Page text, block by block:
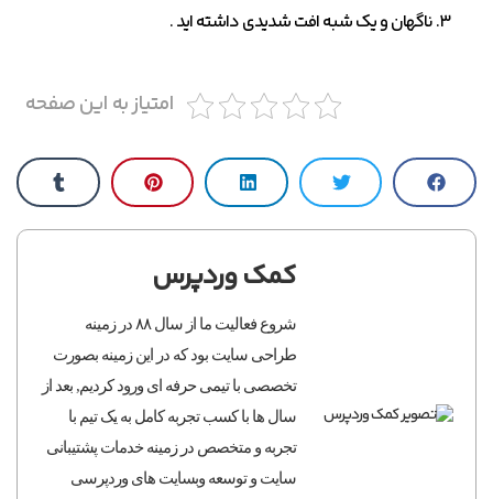
ناگهان و یک شبه افت شدیدی داشته اید .
امتیاز به این صفحه
کمک وردپرس
شروع فعالیت ما از سال ۸۸ در زمینه
طراحی سایت بود که در این زمینه بصورت
تخصصی با تیمی حرفه ای ورود کردیم, بعد از
سال ها با کسب تجربه کامل به یک تیم با
تجربه و متخصص در زمینه خدمات پشتیبانی
سایت و توسعه وبسایت های وردپرسی